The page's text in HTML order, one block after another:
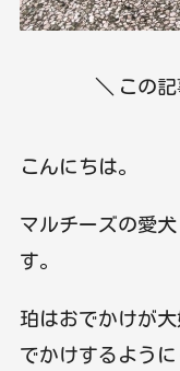
＼ この
こんにちは。
マルチーズの愛
す。
珀はおでかけが
でかけするように